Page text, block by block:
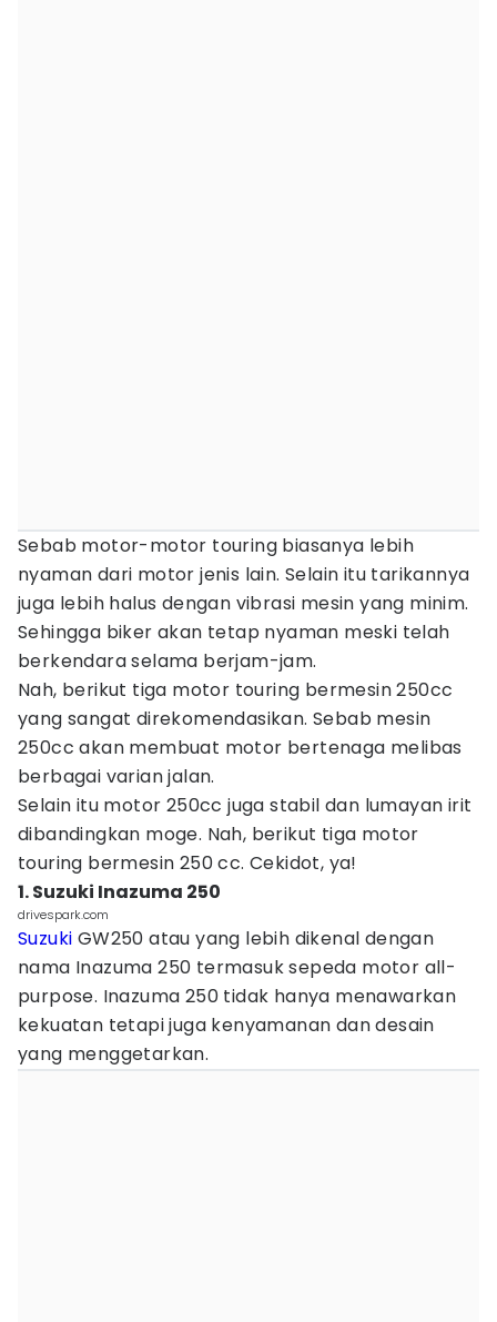
Sebab motor-motor touring biasanya lebih
nyaman dari motor jenis lain. Selain itu tarikannya
juga lebih halus dengan vibrasi mesin yang minim.
Sehingga biker akan tetap nyaman meski telah
berkendara selama berjam-jam.
Nah, berikut tiga motor touring bermesin 250cc
yang sangat direkomendasikan. Sebab mesin
250cc akan membuat motor bertenaga melibas
berbagai varian jalan.
Selain itu motor 250cc juga stabil dan lumayan irit
dibandingkan moge. Nah, berikut tiga motor
touring bermesin 250 cc. Cekidot, ya!
1. Suzuki Inazuma 250
drivespark.com
Suzuki GW250 atau yang lebih dikenal dengan
nama Inazuma 250 termasuk sepeda motor all-
purpose. Inazuma 250 tidak hanya menawarkan
kekuatan tetapi juga kenyamanan dan desain
yang menggetarkan.